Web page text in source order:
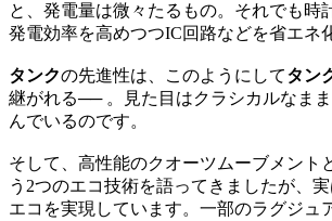
と、発電量は微々たるもの。それでも時
発電効率を高めつつIC回路などを省エネ
タンクの先進性は、このようにしてタン
継がれる── 。見た目はクラシカルなま
んでいるのです。
そして、高性能のクオーツムーブメント
う2つのエコ技術を語ってきましたが、
エコを実現しています。一部のラグジュ